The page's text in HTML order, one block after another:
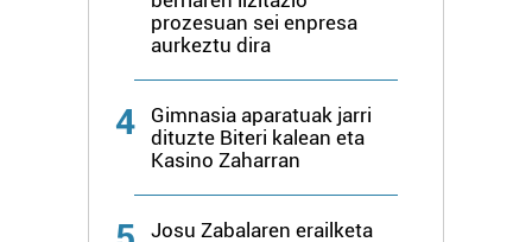
bazkideen zerrenda, beren ustez zein helburutarako
duten interes legitimoa eta horren aurka nola egin
Lortu zure datu pertsonalak prozesatzeko moduari
prozesuan sei enpresa
aurkeztu dira
4
Gimnasia aparatuak jarri
dituzte Biteri kalean eta
Kasino Zaharran
Josu Zabalaren erailketa